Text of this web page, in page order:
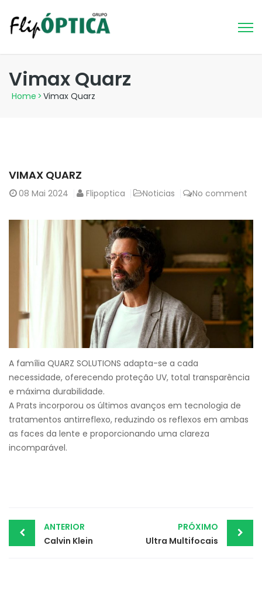
Vimax Quarz
Home > Vimax Quarz
VIMAX QUARZ
08 Mai 2024 Flipoptica Noticias No comment
A família QUARZ SOLUTIONS adapta-se a cada
necessidade, oferecendo proteção UV, total transparência
e máxima durabilidade.
A Prats incorporou os últimos avanços em tecnologia de
tratamentos antirreflexo, reduzindo os reflexos em ambas
as faces da lente e proporcionando uma clareza
incomparável.
Post
navigation
ANTERIOR
Calvin Klein
PRÓXIMO
Ultra Multifocais